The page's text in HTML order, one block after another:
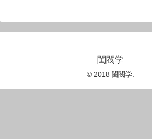
閨閥学
© 2018 閨閥学.